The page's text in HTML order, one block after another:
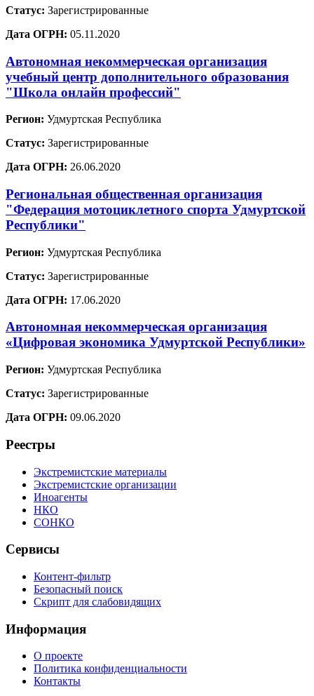
Статус: Зарегистрированные
Дата ОГРН: 05.11.2020
Автономная некоммерческая организация
учебный центр дополнительного образования
"Школа онлайн профессий"
Регион: Удмуртская Республика
Статус: Зарегистрированные
Дата ОГРН: 26.06.2020
Региональная общественная организация
"Федерация мотоциклетного спорта Удмуртской
Республики"
Регион: Удмуртская Республика
Статус: Зарегистрированные
Дата ОГРН: 17.06.2020
Автономная некоммерческая организация
«Цифровая экономика Удмуртской Республики»
Регион: Удмуртская Республика
Статус: Зарегистрированные
Дата ОГРН: 09.06.2020
Реестры
Экстремистские материалы
Экстремистские организации
Иноагенты
НКО
СОНКО
Сервисы
Контент-фильтр
Безопасный поиск
Скрипт для слабовидящих
Информация
О проекте
Политика конфиденциальности
Контакты